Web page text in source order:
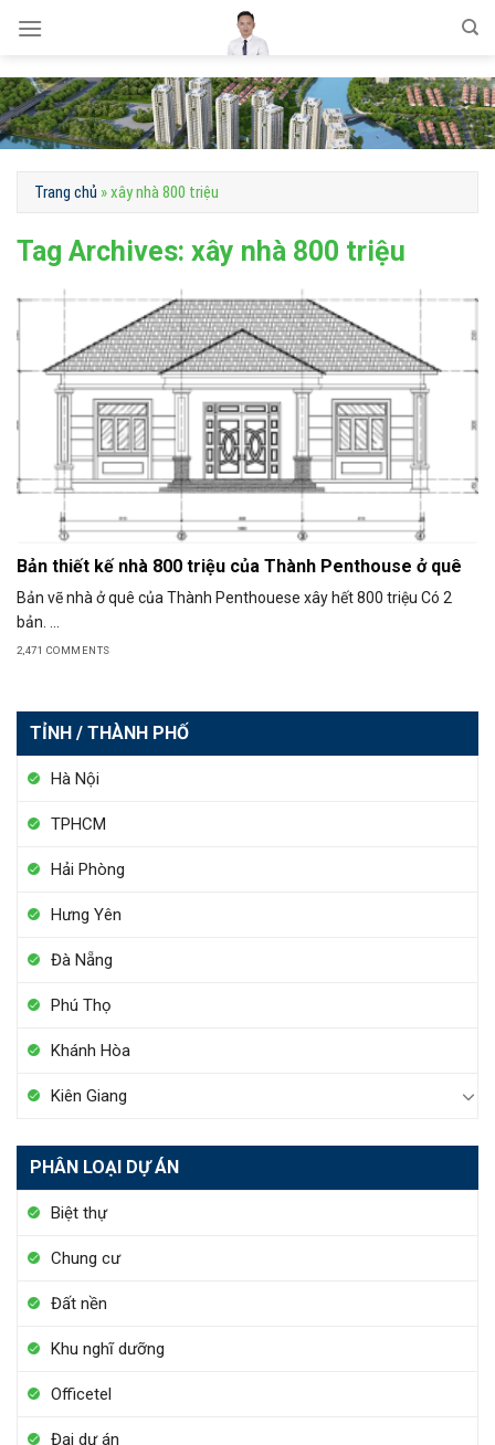
Trang chủ »xây nhà 800 triệu
TỈNH / THÀNH PHỐ
Hà Nội
TPHCM
Hải Phòng
Hưng Yên
Đà Nẵng
Phú Thọ
Khánh Hòa
Kiên Giang
PHÂN LOẠI DỰ ÁN
Biệt thự
Chung cư
Đất nền
Khu nghĩ dưỡng
Officetel
Đại dự án
Tag Archives: xây nhà 800 triệu
Bản thiết kế nhà 800 triệu của Thành Penthouse ở quê
Bản vẽ nhà ở quê của Thành Penthouese xây hết 800 triệu Có 2
bản. ...
2,471 COMMENTS